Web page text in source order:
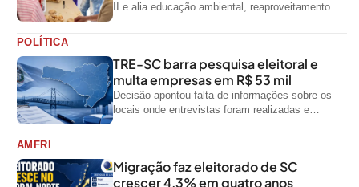
II e alia educação ambiental, reaproveitamento de
POLÍTICA
TRE-SC barra pesquisa eleitoral e
multa empresas em R$ 53 mil
Decisão apontou falta de informações sobre os
locais onde entrevistas foram realizadas e
AMFRI
Migração faz eleitorado de SC
crescer 4,3% em quatro anos